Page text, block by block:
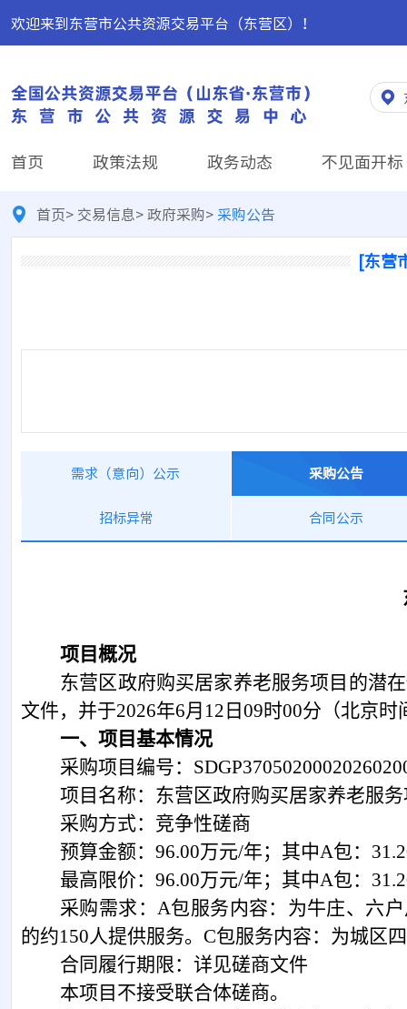
欢迎来到东营市公共资源交易平台（东营区）！
首页 政策法规 政务动态 不见面开标
首页> 交易信息>政府采购>采购公告
[东营
需求（意向）公示 采购公告
招标异常 合同公示
项目概况
东营区政府购买居家养老服务项目 的潜在
文件，并于2026年6月 12 日 09时00分 （北京
一、项目基本情况
采购项目编号：
项目名称：东营区政府购买居家养老服
采购方式：竞争性磋商
预算金额： 96.00万元/年； 其中A包：
最高限价： 96.00万元/年； 其中A包：
采购需求： A包服务内容：为牛庄、六
的约150人提供服务。C包服务内容：为城区
合同履行期限：详见磋商文件
本项目不接受联合体磋商。